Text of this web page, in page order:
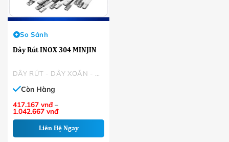
Dây Rút INOX 304 MINJIN
So Sánh
Còn Hàng
417.167 vnđ –
1.042.667 vnđKhoảng
từ
417.167 VNĐ
đến
Liên Hệ Ngay